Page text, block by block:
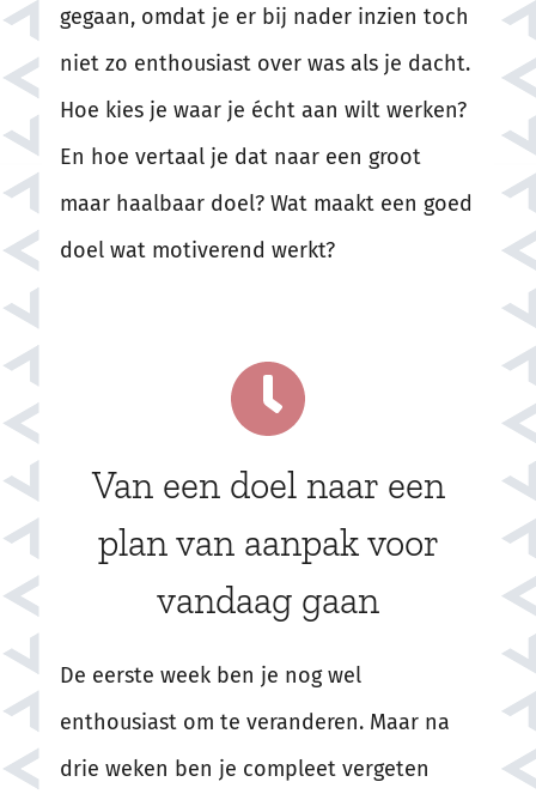
gegaan, omdat je er bij nader inzien toch
niet zo enthousiast over was als je dacht.
Hoe kies je waar je écht aan wilt werken?
En hoe vertaal je dat naar een groot
maar haalbaar doel? Wat maakt een goed
doel wat motiverend werkt?
Van een doel naar een
plan van aanpak voor
vandaag gaan
De eerste week ben je nog wel
enthousiast om te veranderen. Maar na
drie weken ben je compleet vergeten